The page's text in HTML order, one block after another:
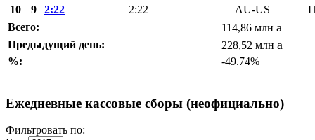
10 9 2:22 2:22 AU-US
Всего:
114,86 млн a
Предыдущий день: 228,52 млн a
%: -49.74%
Ежедневные кассовые сборы (неофициально)
Фильтровать по: